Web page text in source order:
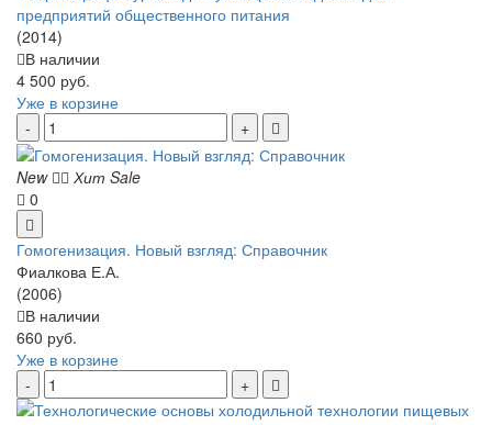
предприятий общественного питания
(2014)
В наличии
4 500 руб.
Уже в корзине
New Хит Sale
0
Гомогенизация. Новый взгляд: Справочник
Фиалкова Е.А.
(2006)
В наличии
660 руб.
Уже в корзине